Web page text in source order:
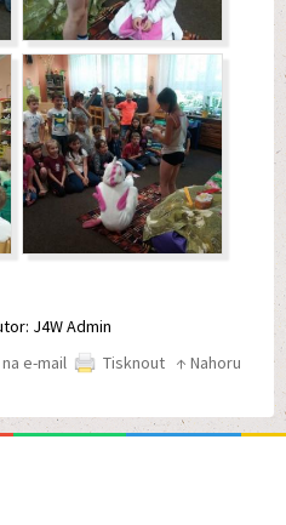
J4W Admin
e-mail
Tisknout ↑ Nahoru